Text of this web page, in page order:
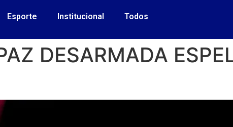
Esporte Institucional Todos
DESARMADA